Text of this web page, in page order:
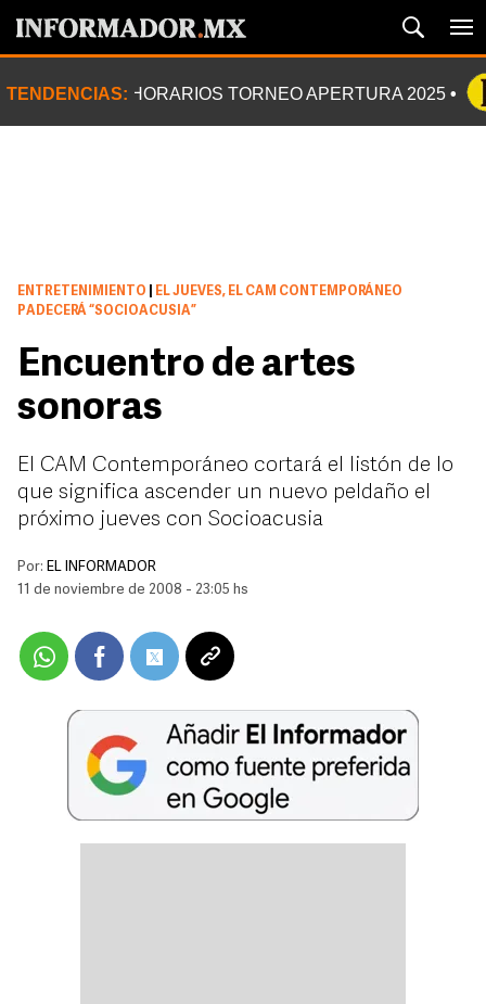
TENDENCIAS: HORARIOS TORNEO APERTURA 2025
ENTRETENIMIENTO
EL JUEVES, EL CAM CONTEMPORÁNEO
PADECERÁ “SOCIOACUSIA”
Encuentro de artes
sonoras
El CAM Contemporáneo cortará el listón de lo
que significa ascender un nuevo peldaño el
próximo jueves con Socioacusia
Por: EL INFORMADOR
11 de noviembre de 2008 - 23:05 hs